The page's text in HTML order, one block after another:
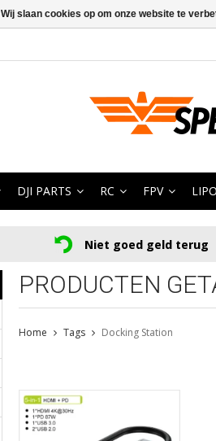
DJI PARTS RC FPV LIPO
Niet goed geld terug
PRODUCTEN
Home Tags Docking Station
Wij slaan cookies op om onze website te